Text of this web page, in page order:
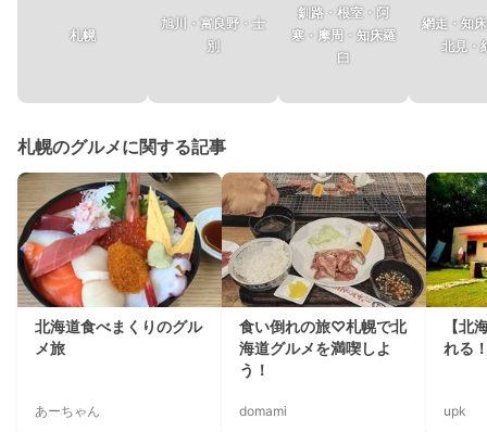
札幌
旭川・富良野・士
別
釧路・根室・阿
寒・摩周・知床羅
臼
網走・知
北見・
札幌のグルメに関する記事
北海道食べまくりのグル
メ旅
あーちゃん
食い倒れの旅♡札幌で北
海道グルメを満喫しよ
う！
domami
【北
れる
upk